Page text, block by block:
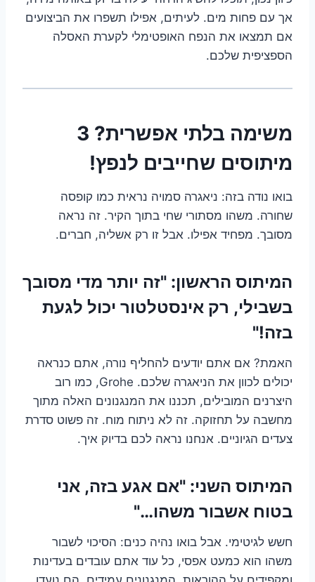
אך עם פחות מים. לעיתים, אפילו תשפרו את הביצועים
אם תמצאו את הנפח האופטימלי לקערת האסלה
הספציפית שלכם.
משימה בלתי אפשרית? 3
מיתוסים שחייבים לנפץ!
בואו נודה בזה: ניאגרה סמויה נראית כמו קופסה
שחורה. משהו מסתורי שחי בתוך הקיר. זה נראה
מסובך. מפחיד אפילו. אבל זו רק אשליה, חברים.
המיתוס הראשון: "זה יותר מדי מסובך
בשבילי, רק אינסטלטור יכול לגעת
בזה!"
האמת? אם אתם יודעים להחליף נורה, אתם כנראה
יכולים לכוון את הניאגרה שלכם. Grohe, כמו רוב
היצרנים המובילים, תכננו את המנגנונים האלה מתוך
מחשבה על תחזוקה. זה לא ניתוח מוח. זה פשוט סדרת
צעדים הגיוניים. אנחנו נראה לכם בדיוק איך.
המיתוס השני: "אם אגע בזה, אני
בטוח אשבור משהו…"
חשש לגיטימי. אבל בואו נהיה כנים: הסיכוי לשבור
משהו הוא כמעט אפסי, כל עוד אתם עובדים בעדינות